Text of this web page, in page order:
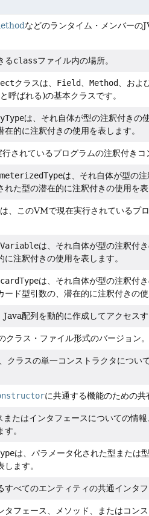
などのランタイム・メンバーの
るclassファイル内の場所。
クラスは、 Field 、Method 、およ
と呼ばれる)の基本クラスです。
は、それ自体が型の注釈付きの
在的に注釈付きの使用を表します。
されているプログラムの注釈付きコ
は、それ自体が型の
れた型の潜在的に注釈付きの使用を表
は、このVMで現在実行されているプ
は、それ自体が型の注釈付
に注釈付きの使用を表します。
は、それ自体が型の注釈付
ード型引数の、潜在的に注釈付きの使
Java配列を動的に作成してアクセス
クラス・ファイル形式のバージョン。
クラスの単一コンストラクタについ
に共通する機能のための共
またはインタフェースについての情
。
は、パラメータ化された型または
ます。
すべてのエンティティの共通インタフ
タフェース、メソッド、またはコン